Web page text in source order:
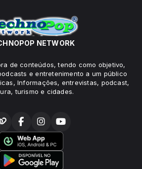
NETWORK
de conteúdos, tendo como objetivo,
e entretenimento a um público
Informações, entrevistas, podcast,
turismo e cidades.